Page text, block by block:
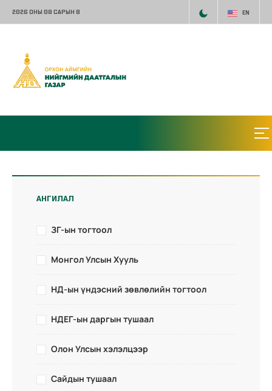
2026 ОНЫ 08 САРЫН 8 EN
АНГИЛАЛ
ЗГ-ын тогтоол
Монгол Улсын Хууль
НД-ын үндэсний зөвлөлийн тогтоол
НДЕГ-ын даргын тушаал
Олон Улсын хэлэлцээр
Сайдын тушаал